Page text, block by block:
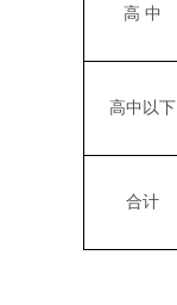
高 中
高中以下
合计